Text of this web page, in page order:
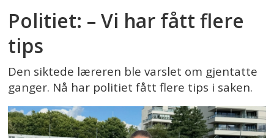
Politiet: – Vi har fått flere
tips
Den siktede læreren ble varslet om gjentatte
ganger. Nå har politiet fått flere tips i saken.